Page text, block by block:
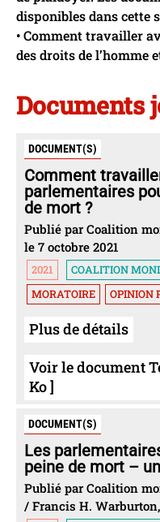
disponibles dans cette
• Comment travailler
des droits de l’homme
Documents
DOCUMENT(S)
Comment
parlementaires
de mort ?
Publié par Coalition
le 7 octobre 2021
2021 COALITION
MORATOIRE
OPINION
Plus de détails
Voir le document
Ko ]
DOCUMENT(S)
Les
peine de mort –
Publié par Coalition
/ Francis H.